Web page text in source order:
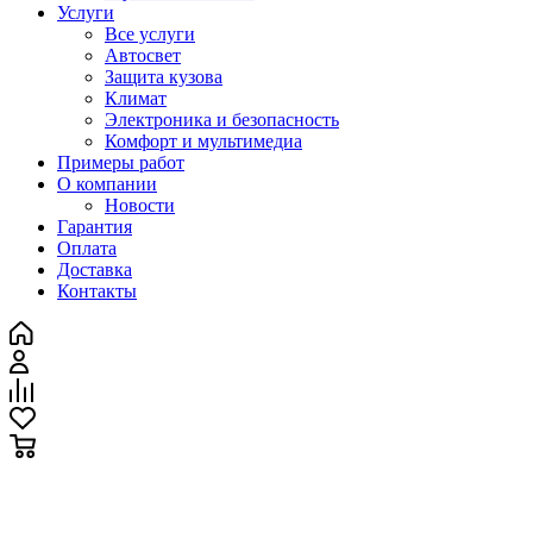
Услуги
Все услуги
Автосвет
Защита кузова
Климат
Электроника и безопасность
Комфорт и мультимедиа
Примеры работ
О компании
Новости
Гарантия
Оплата
Доставка
Контакты